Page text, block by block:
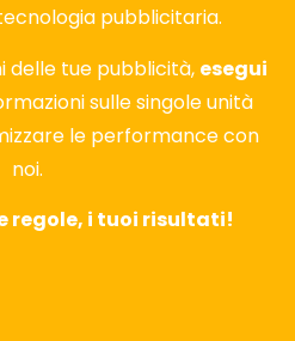
pubblicitaria.
delle tue pubblicità, esegui
sulle singole unità
le performance con
noi.
regole, i tuoi risultati!